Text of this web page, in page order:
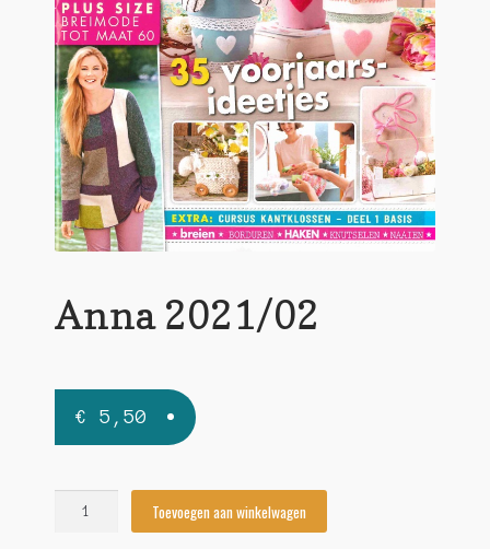
Anna 2021/02
€ 5,50
Toevoegen aan winkelwagen